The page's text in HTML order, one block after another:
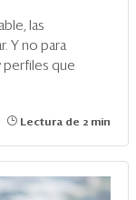
las
Y no para
perfiles que
Lectura de 2 min